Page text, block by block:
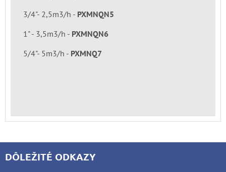
3/4"- 2,5m3/h - PXMNQN5
1" - 3,5m3/h - PXMNQN6
5/4"- 5m3/h - PXMNQ7
DÔLEŽITÉ ODKAZY